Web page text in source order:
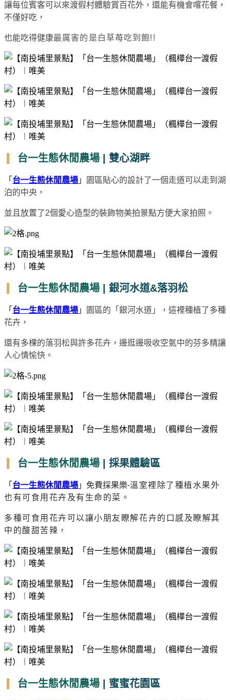
讓每位賓客可以來渡假村體驗賞百花外，還能有機會嚐花餐，
不僅好吃，
也能吃得健康最厲害的是白草苺吃到飽!!
台一生態休閒農場 | 雙心湖畔
「 台一生態休閒農場 」
園區貼心的設計了一個走道可以走到湖
泊的中央，
並且放置了2個愛心造型的裝飾物美拍景點方便大家拍照。
台一生態休閒農場 | 銀河水道&落羽松
「 台一生態休閒農場 」
園區的「銀河水道」，這裡種植了多種
花卉，
還有多棵的落羽松與許多花卉，邊逛邊吸收空氣中的芬多精讓
人心情愉快。
台一生態休閒農場 | 採果體驗區
「 台一生態休閒農場 」免費採果樂-溫室裡除了種植水果外
也有可食用花卉及有生命的菜。
多種可食用花卉可以讓小朋友瞭解花卉的口感及瞭解其
中的酸甜苦辣，
台一生態休閒農場 | 蜜蜜花園區